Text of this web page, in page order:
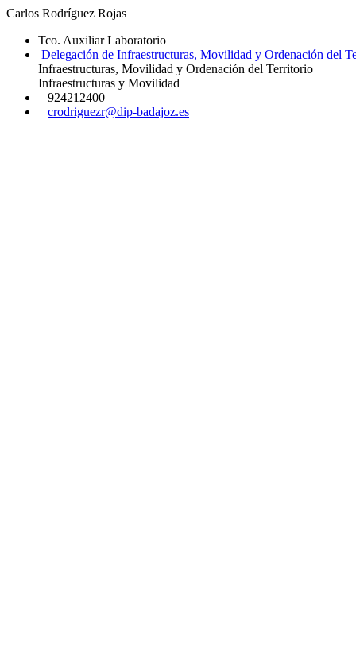
Carlos Rodríguez Rojas
Tco. Auxiliar Laboratorio
Delegación de Infraestructuras, Movilidad y Ordenación del
Infraestructuras, Movilidad y Ordenación del Territorio
Infraestructuras y Movilidad
924212400
crodriguezr@dip-badajoz.es